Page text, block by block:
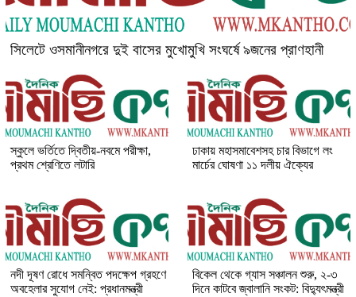
সিলেটে ওসমানীনগরে দুই বাসের মুখোমুখি সংঘর্ষে ৯জনের প্রাণহানী
স্কুলে ভর্তিতে দ্বিতীয়-নবমে পরীক্ষা,
প্রথম শ্রেণিতে লটারি
ঢাকায় মহাসমাবেশসহ চার বিভাগে লং
মার্চের ঘোষণা ১১ দলীয় ঐক্যের
নদী দূষণ রোধে সমন্বিত পদক্ষেপ গ্রহণে
অবহেলার সুযোগ নেই: প্রধানমন্ত্রী
বিকেল থেকে গ্যাস সঞ্চালন শুরু, ২-৩
দিনে কাটবে জ্বালানি সংকট: বিদ্যুৎমন্ত্রী